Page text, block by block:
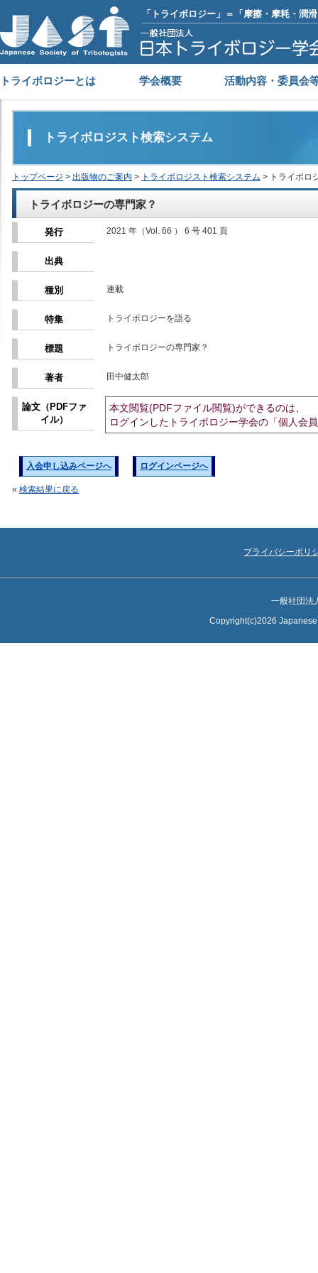
「トライボロジー」＝「摩擦・摩耗・潤
トライボロジーとは 学会概要 活動内容・委員会
トライボロジスト検索システム
トップページ > 出版物のご案内 > トライボロジスト検索システム > トライボロ
トライボロジーの専門家？
発行 2021 年（Vol. 66 ） 6 号 401 頁
出典
種別 連載
特集 トライボロジーを語る
標題 トライボロジーの専門家？
著者 田中健太郎
論文（PDFファ
イル）
本文閲覧(PDFファイル閲覧)ができるのは、
ログインしたトライボロジー学会の「個人会
入会申し込みページへ ログインページへ
« 検索結果に戻る
プライバシーポリ
一般社団法
Copyright(c)2026